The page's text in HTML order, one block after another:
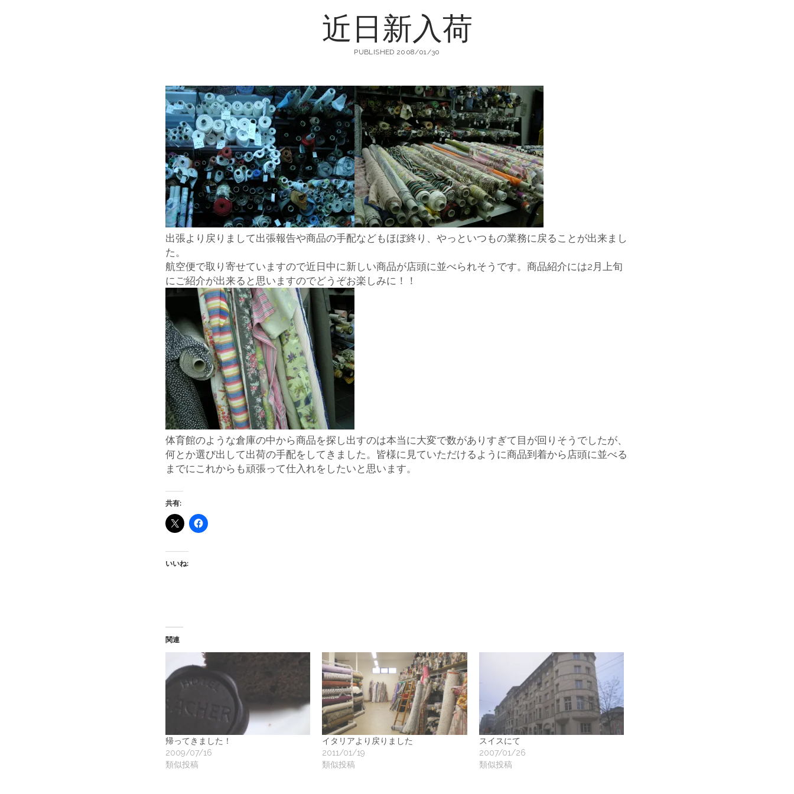
生
地
店
輸
入
婦
人
服
ー
ト
近日新入荷
PUBLISHED 2008/01/30
出張より戻りまして出張報告や商品の手配などもほぼ終り、やっといつもの業務に戻ることが出来まし
た。
航空便で取り寄せていますので近日中に新しい商品が店頭に並べられそうです。商品紹介には2月上旬
にご紹介が出来ると思いますのでどうぞお楽しみに！！
体育館のような倉庫の中から商品を探し出すのは本当に大変で数がありすぎて目が回りそうでしたが、
何とか選び出して出荷の手配をしてきました。皆様に見ていただけるように商品到着から店頭に並べる
までにこれからも頑張って仕入れをしたいと思います。
共有:
いいね:
関連
帰ってきました！
2009/07/16
類似投稿
イタリアより戻りました
2011/01/19
類似投稿
スイスにて
2007/01/26
類似投稿